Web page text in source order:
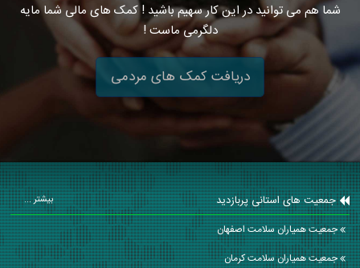
شما هم می توانید در این کار سهیم باشید ! کمک های مالی شما مایه
دلگرمی ماست !
دریافت کمک های مردمی
جمعیت های استانی پربازدید بیشتر ...
جمعیت همیاران سلامت اصفهان
جمعیت همیاران سلامت كرمان